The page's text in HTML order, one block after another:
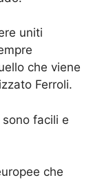
uniti
che viene
Ferroli.
facili e
che